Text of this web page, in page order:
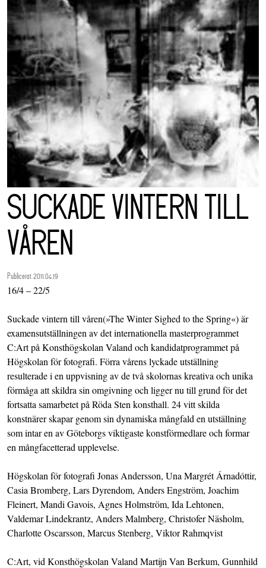
SUCKADE VINTERN TILL
VÅREN
Publicerat 2011.04.19
16/4 – 22/5
Suckade vintern till våren(»The Winter Sighed to the Spring«) är
examensutställningen av det internationella masterprogrammet
C:Art på Konsthögskolan Valand och kandidatprogrammet på
Högskolan för fotografi. Förra vårens lyckade utställning
resulterade i en uppvisning av de två skolornas kreativa och unika
förmåga att skildra sin omgivning och ligger nu till grund för det
fortsatta samarbetet på Röda Sten konsthall. 24 vitt skilda
konstnärer skapar genom sin dynamiska mångfald en utställning
som intar en av Göteborgs viktigaste konstförmedlare och formar
en mångfacetterad upplevelse.
Högskolan för fotografi Jonas Andersson, Una Margrét Árnadóttir,
Casia Bromberg, Lars Dyrendom, Anders Engström, Joachim
Fleinert, Mandi Gavois, Agnes Holmström, Ida Lehtonen,
Valdemar Lindekrantz, Anders Malmberg, Christofer Näsholm,
Charlotte Oscarsson, Marcus Stenberg, Viktor Rahmqvist
C:Art, vid Konsthögskolan Valand Martijn Van Berkum, Gunnhild